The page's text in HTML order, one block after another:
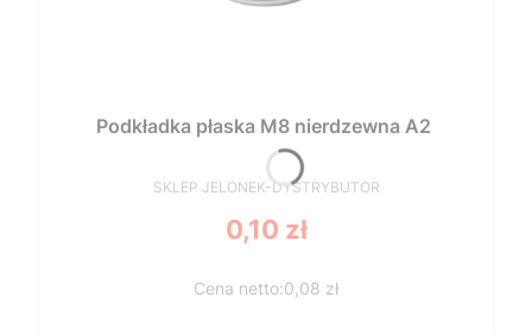
Podkładka płaska M8 nierdzewna A2
PRODUCENT
SKLEP JELONEK-DYSTRYBUTOR
Cena
0,10 zł
0,08 zł